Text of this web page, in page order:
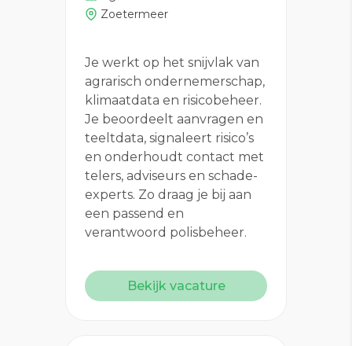
Zoetermeer
Je werkt op het snijvlak van
agrarisch ondernemerschap,
klimaatdata en risicobeheer.
Je beoordeelt aanvragen en
teeltdata, signaleert risico’s
en onderhoudt contact met
telers, adviseurs en schade-
experts. Zo draag je bij aan
een passend en
verantwoord polisbeheer.
Bekijk vacature